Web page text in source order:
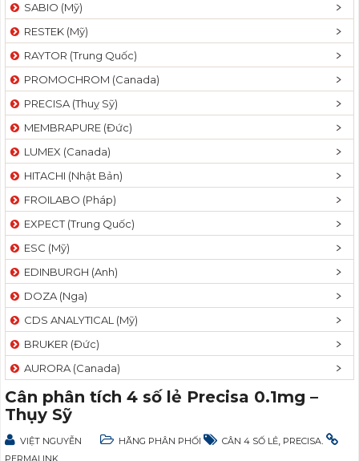
SABIO (Mỹ)
RESTEK (Mỹ)
RAYTOR (Trung Quốc)
PROMOCHROM (Canada)
PRECISA (Thuỵ Sỹ)
MEMBRAPURE (Đức)
LUMEX (Canada)
HITACHI (Nhật Bản)
FROILABO (Pháp)
EXPECT (Trung Quốc)
ESC (Mỹ)
EDINBURGH (Anh)
DOZA (Nga)
CDS ANALYTICAL (Mỹ)
BRUKER (Đức)
AURORA (Canada)
Cân phân tích 4 số lẻ Precisa 0.1mg –
Thụy Sỹ
VIỆT NGUYỄN HÃNG PHÂN PHỐI CÂN 4 SỐ LẺ PRECISA
PERMALINK